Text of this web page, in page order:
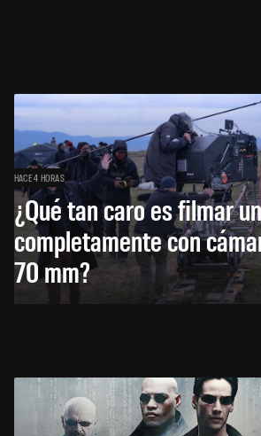
HACE 4 HORAS
¿Qué tan caro es filmar
completamente con
70 mm?